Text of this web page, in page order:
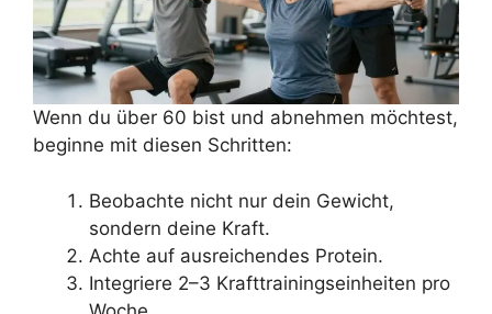
Wenn du über 60 bist und abnehmen möchtest,
beginne mit diesen Schritten:
Beobachte nicht nur dein Gewicht,
sondern deine Kraft.
Achte auf ausreichendes Protein.
Integriere 2–3 Krafttrainingseinheiten pro